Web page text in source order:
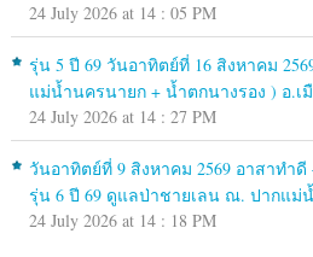
24 July 2026 at 14 : 05 PM
รุ่น 5 ปี 69 วันอาทิตย์ที่ 16 สิงหาคม
แม่น้ำนครนายก + น้ำตกนางรอง ) อ.เ
24 July 2026 at 14 : 27 PM
วันอาทิตย์ที่ 9 สิงหาคม 2569 อาสาทำ
รุ่น 6 ปี 69 ดูแลป่าชายเลน ณ. ปากแม่
24 July 2026 at 14 : 18 PM